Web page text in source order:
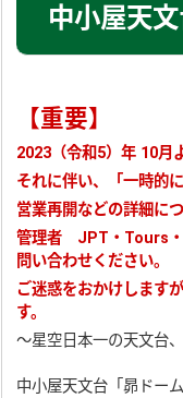
中小屋天文
【重要】
2023（令和5）年 10月
それに伴い、「一時的
営業再開などの詳細につ
管理者 JPT・Tours
問い合わせください。
ご迷惑をおかけします
す。
〜星空日本一の天文台
中小屋天文台「昴ドー